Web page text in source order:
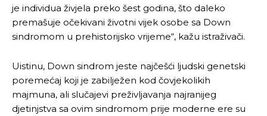
je individua živjela preko šest godina, što daleko
premašuje očekivani životni vijek osobe sa Down
sindromom u prehistorijsko vrijeme“, kažu istraživači.
Uistinu, Down sindrom jeste najčešći ljudski genetski
poremećaj koji je zabilježen kod čovjekolikih
majmuna, ali slučajevi preživljavanja najranijeg
djetinjstva sa ovim sindromom prije moderne ere su